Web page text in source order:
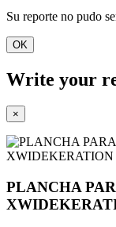
Su reporte no pudo
OK
Write your
×
PLANCHA